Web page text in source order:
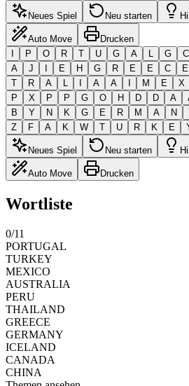
Neues Spiel Neu starten
Auto Move
Drucken
I
P O R T U G A L G C
A
J I E H G R E E C E
T
R A L I A A I M E X
P
X P P G O H D D A
B
Y N K G E R M A N
Z
F A K W T U R K E
Neues Spiel Neu starten
Auto Move Drucken
Wortliste
0/11
PORTUGAL
TURKEY
MEXICO
AUSTRALIA
PERU
THAILAND
GREECE
GERMANY
ICELAND
CANADA
CHINA